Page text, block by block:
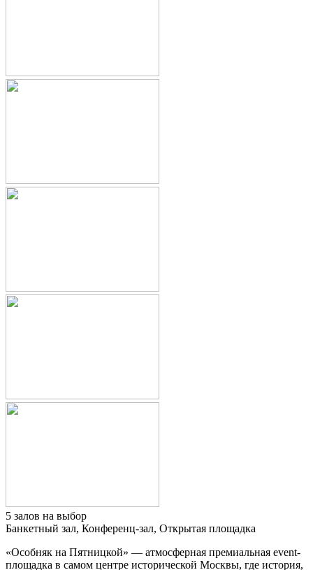
5 залов на выбор
Банкетный зал, Конференц-зал, Открытая площадка
«Особняк на Пятницкой» — атмосферная премиальная event-
площадка в самом центре исторической Москвы, где история,